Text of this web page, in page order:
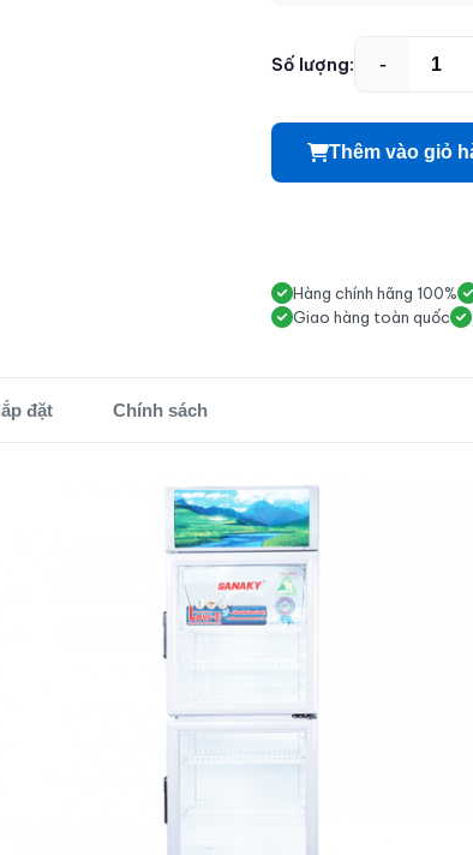
Số lượng: -
Thêm vào giỏ
Hàng chính hãng 100%
Giao hàng toàn quốc
đặt Chính sách